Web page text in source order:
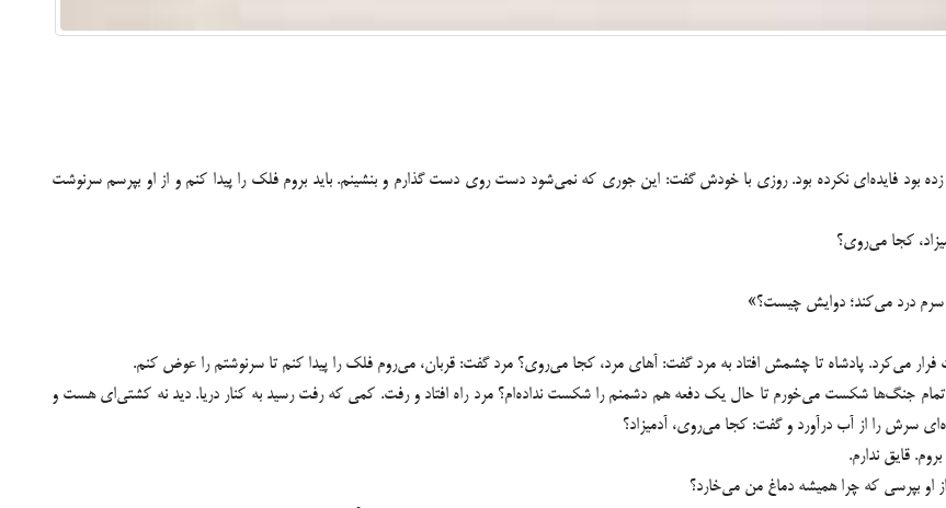
بود فایده‌ای نکرده بود. روزی با خودش گفت: این جوری که نمی‌شود ‏دست روی دست گذارم و بنشینم. باید بروم فلک را پیدا کنم و از او بپرسم سرنوشت
کجا می‌روی؟
سرم درد می‌کند؛ دوایش چیست؟»
می‌کرد. پادشاه تا چشمش افتاد به مرد گفت: آهای مرد، کجا می‌روی؟ مرد گفت: قربان، می‌روم فلک را پیدا کنم تا سرنوشتم را عوض کنم.
تمام جنگ‌ها شکست می‌خورم تا حال یک دفعه هم دشمنم را شکست نداده‌ام؟ مرد راه افتاد و رفت. کمی که رفت رسید به کنار دریا. دید نه کشتی‌ای هست و
سرش را از آب درآورد و گفت: کجا می‌روی، آدمیزاد؟
قایق ندارم.
او بپرسی که چرا همیشه دماغ من می‌خارد؟